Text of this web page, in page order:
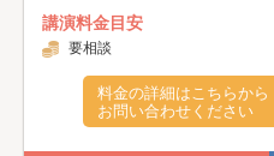
講演料金目安
要相談
料金の詳細はこちらから
お問い合わせください